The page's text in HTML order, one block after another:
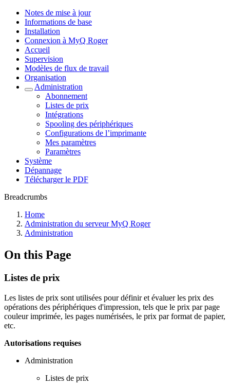
Notes de mise à jour
Informations de base
Installation
Connexion à MyQ Roger
Accueil
Supervision
Modèles de flux de travail
Organisation
Administration
Abonnement
Listes de prix
Intégrations
Spooling des périphériques
Configurations de l’imprimante
Mes paramètres
Paramètres
Système
Dépannage
Télécharger le PDF
Breadcrumbs
Home
Administration du serveur MyQ Roger
Administration
On this Page
Listes de prix
Les listes de prix sont utilisées pour définir et évaluer les prix des
opérations des périphériques d'impression, tels que le prix par page
couleur imprimée, les pages numérisées, le prix par format de papier,
etc.
Autorisations requises
Administration
Listes de prix